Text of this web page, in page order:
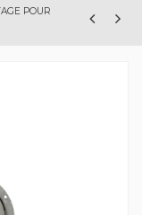
POUR